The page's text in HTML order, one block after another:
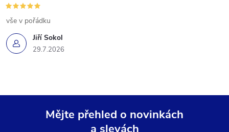
Jiří Sokol
29.7.2026
vše v pořádku
Mějte přehled o novinkách
a slevách